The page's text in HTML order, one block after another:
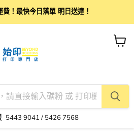
！最快今日落單 明日送達！
5443 9041 / 5426 7568
查
車